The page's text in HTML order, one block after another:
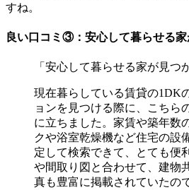
すね。
良い口コミ③：安心して暮らせる
「安心して暮らせる家が見つ
現在暮らしている賃貸の1DK
ョンを見つける際に、こちら
に立ちました。家賃や築年数
クや浴室乾燥機など住宅の設
定して検索できて、とても便
や間取り図と合わせて、建物
真も豊富に掲載されていたの